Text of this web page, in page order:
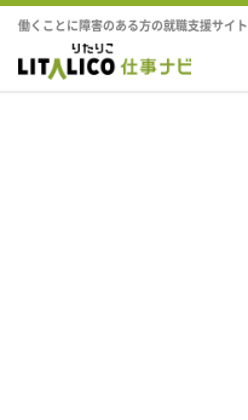
働くことに障害のある方の就職支援サイト